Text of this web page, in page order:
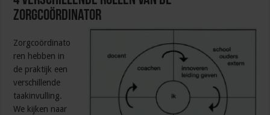
zorgcoördinator
Zorgcoördinato
ren hebben in
de praktijk een
verschillende
taakinvulling.
We kijken naar